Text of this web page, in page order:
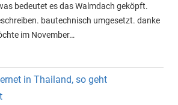
bedeutet es das Walmdach geköpft.
bautechnisch umgesetzt. danke
im November…
in Thailand, so geht